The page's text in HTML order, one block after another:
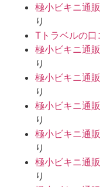
極小ビキニ通
り
Tトラベルの口
極小ビキニ通
り
極小ビキニ通
り
極小ビキニ通
り
極小ビキニ通
り
極小ビキニ通
り